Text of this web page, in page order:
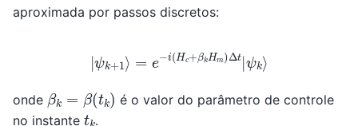
aproximada por passos discretos:
k + = Hc+βkHm)Δ t ψ
onde β (tk ) é o valor do parâmetro de controle
no instante tk .